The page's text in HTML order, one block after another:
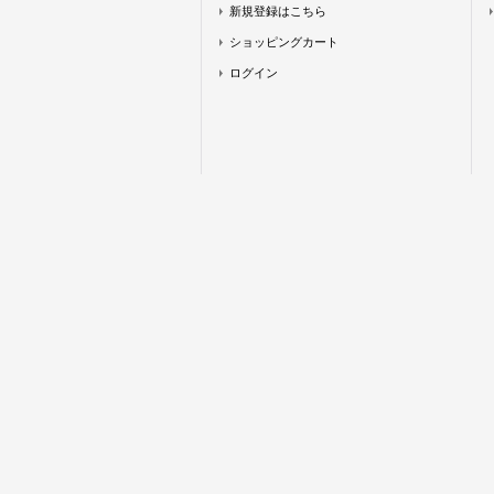
新規登録はこちら
ショッピングカート
ログイン